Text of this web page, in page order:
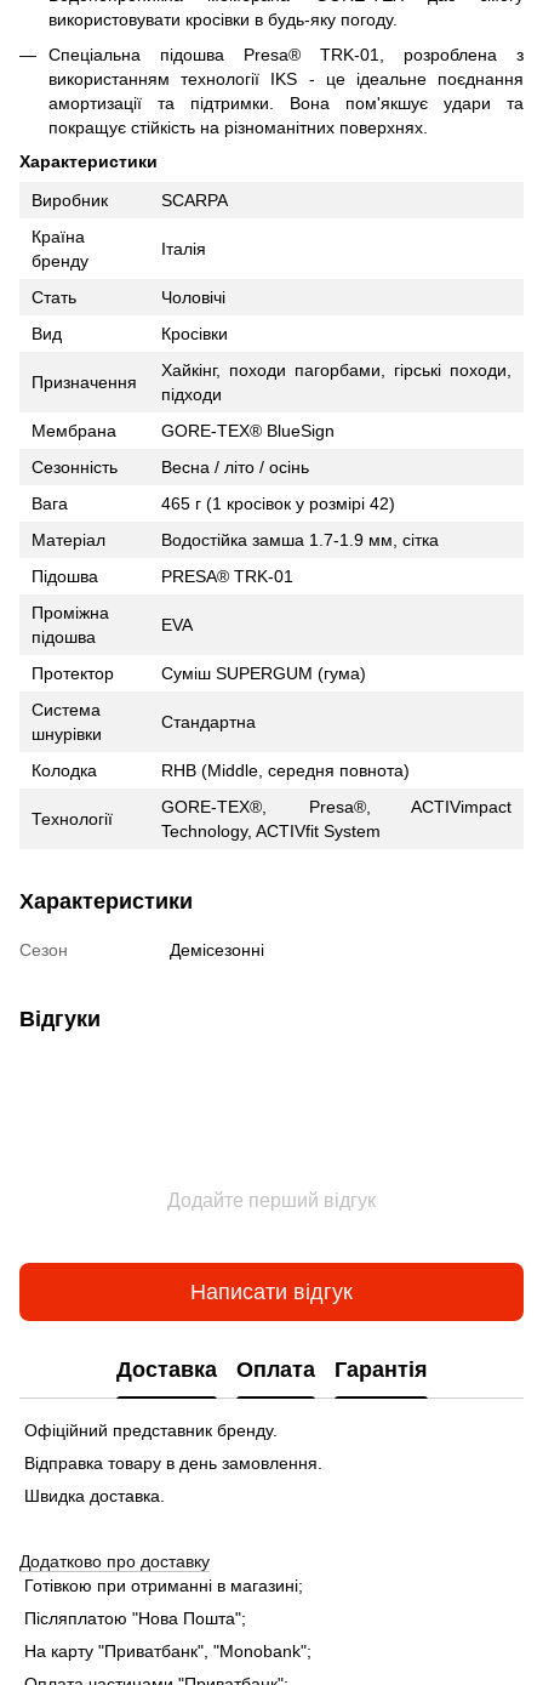
використовувати кросівки в будь-яку погоду.
Спеціальна підошва Presa® TRK-01, розроблена з
використанням технології IKS - це ідеальне поєднання
амортизації та підтримки. Вона пом'якшує удари та
покращує стійкість на різноманітних поверхнях.
Характеристики
Виробник
SCARPA
Країна
бренду
Італія
Стать
Чоловічі
Вид
Кросівки
Призначення
Хайкінг, походи пагорбами, гірські походи,
підходи
Мембрана
GORE-TEX® BlueSign
Сезонність
Весна / літо / осінь
Вага
465 г (1 кросівок у розмірі 42)
Матеріал
Водостійка замша 1.7-1.9 мм, сітка
Підошва
PRESA® TRK-01
Проміжна
підошва
EVA
Протектор
Суміш SUPERGUM (гума)
Cистема
шнурівки
Стандартна
Колодка RHB (Middle, середня повнота)
Технології
GORE-TEX®, Presa®, ACTIVimpact
Technology, ACTIVfit System
Характеристики
Сезон Демісезонні
Відгуки
Додайте перший відгук
Написати відгук
Доставка Оплата Гарантія
Офіційний представник бренду.
Відправка товару в день замовлення.
Швидка доставка.
Додатково про доставку
Готівкою при отриманні в магазині;
Післяплатою "Нова Пошта";
На карту "Приватбанк", "Monobank";